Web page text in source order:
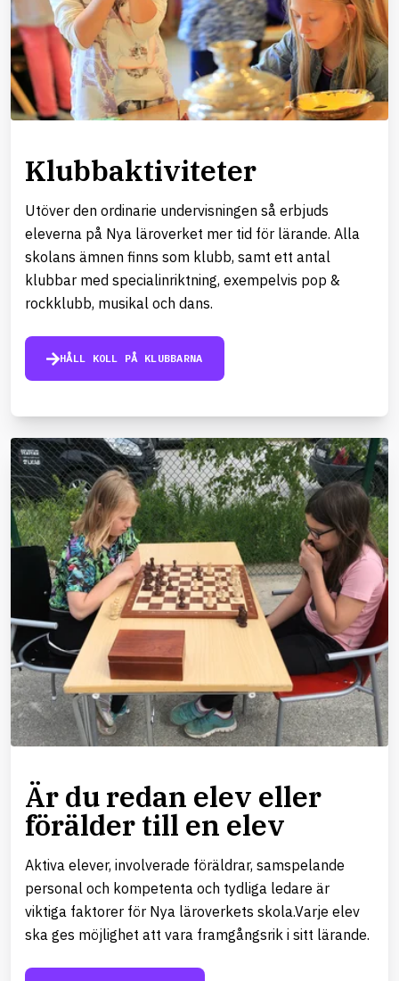
Klubbaktiviteter
Utöver den ordinarie undervisningen så erbjuds
eleverna på Nya läroverket mer tid för lärande. Alla
skolans ämnen finns som klubb, samt ett antal
klubbar med specialinriktning, exempelvis pop &
rockklubb, musikal och dans.
HÅLL KOLL PÅ KLUBBARNA
Är du redan elev eller
förälder till en elev
Aktiva elever, involverade föräldrar, samspelande
personal och kompetenta och tydliga ledare är
viktiga faktorer för Nya läroverkets skola.Varje elev
ska ges möjlighet att vara framgångsrik i sitt lärande.